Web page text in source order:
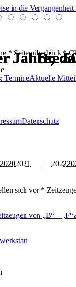
in die
* Seitenüberblick *
TermineAktuelle
Datenschutz
20202021 | 2022
sich vor *
von B – F
Jahre;
Die
Jahre;
Jahre;
Die
Jahre;